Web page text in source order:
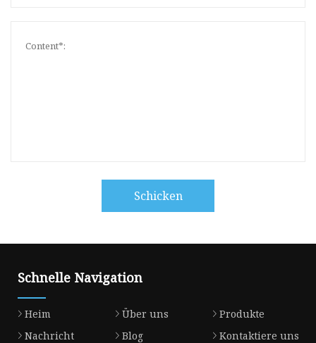
Schicken
Schnelle Navigation
Heim Über uns
Produkte
Nachricht
Blog
Kontaktiere uns